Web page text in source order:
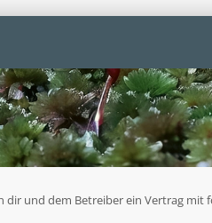
und dem Betreiber ein Vertrag mit